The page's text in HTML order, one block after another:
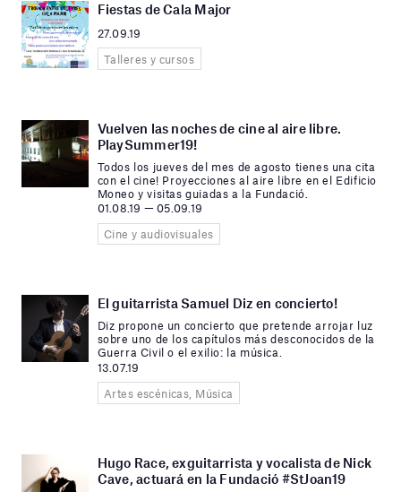
Fiestas de Cala Major
27.09.19
Talleres y cursos
Vuelven las noches de cine al aire libre.
PlaySummer19!
Todos los jueves del mes de agosto tienes una cita
con el cine! Proyecciones al aire libre en el Edificio
Moneo y visitas guiadas a la Fundació.
01.08.19 — 05.09.19
Cine y audiovisuales
El guitarrista Samuel Diz en concierto!
Diz propone un concierto que pretende arrojar luz
sobre uno de los capítulos más desconocidos de la
Guerra Civil o el exilio: la música.
13.07.19
Artes escénicas, Música
Hugo Race, exguitarrista y vocalista de Nick
Cave, actuará en la Fundació #StJoan19